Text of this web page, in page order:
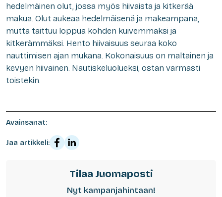
hedelmäinen olut, jossa myös hiivaista ja kitkerää
makua. Olut aukeaa hedelmäisenä ja makeampana,
mutta taittuu loppua kohden kuivemmaksi ja
kitkerämmäksi. Hento hiivaisuus seuraa koko
nauttimisen ajan mukana. Kokonaisuus on maltainen ja
kevyen hiivainen. Nautiskeluolueksi, ostan varmasti
toistekin.
Avainsanat:
Jaa artikkeli:
Tilaa Juomaposti
Nyt kampanjahintaan!